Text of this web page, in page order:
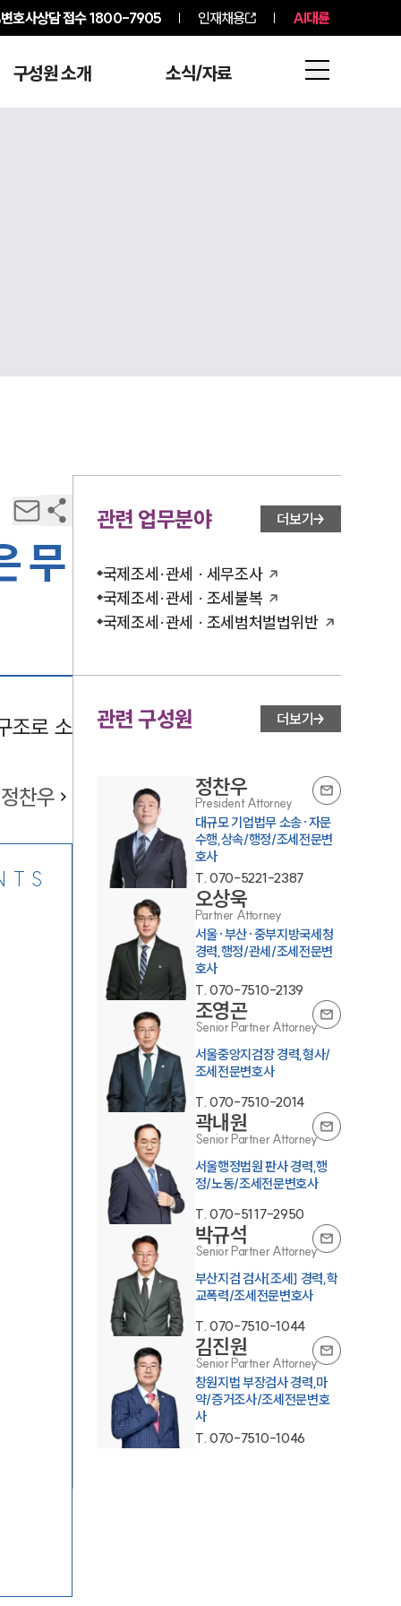
변호사상담 접수1800-7905 인재채용 AI대륜
구성원 소개 소식/자료
그룹소개
그룹소개
무
조로 소
정찬우
관련 업무분야 더보기
국제조세·관세 · 세무조사
국제조세·관세 · 조세불복
국제조세·관세 · 조세범처벌법위반
관련 구성원 더보기
정찬우
President Attorney
대규모 기업법무 소송·자문
수행,상속/행정/조세전문변
호사
T. 070-5221-2387
오상욱
Partner Attorney
서울·부산·중부지방국세청
경력,행정/관세/조세전문변
호사
T. 070-7510-2139
조영곤
Senior Partner Attorney
서울중앙지검장 경력,형사/
조세전문변호사
T. 070-7510-2014
곽내원
Senior Partner Attorney
서울행정법원 판사 경력,행
정/노동/조세전문변호사
T. 070-5117-2950
박규석
Senior Partner Attorney
부산지검 검사[조세] 경력,학
교폭력/조세전문변호사
T. 070-7510-1044
김진원
Senior Partner Attorney
창원지법 부장검사 경력,마
약/증거조사/조세전문변호
사
T. 070-7510-1046